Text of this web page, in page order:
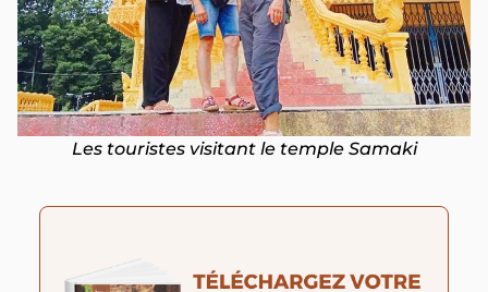
Les touristes visitant le temple Samaki